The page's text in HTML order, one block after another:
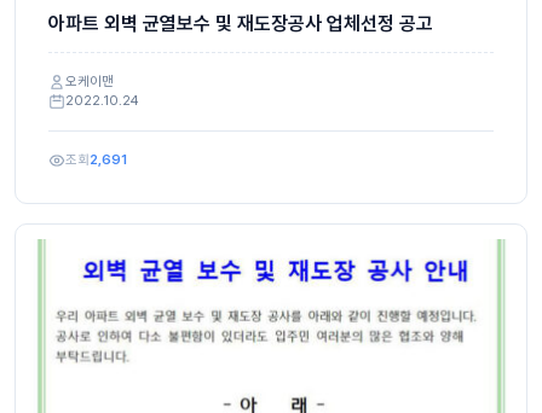
아파트 외벽 균열보수 및 재도장공사 업체선정 공고
오케이맨
2022.10.24
조회 2,691